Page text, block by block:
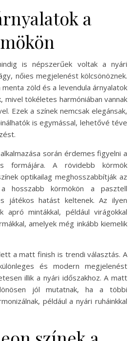
a
is népszerűek voltak a nyári
nőies megjelenést kölcsönöznek.
zöld és a levendula árnyalatok
mivel tökéletes harmóniában vannak
Ezek a színek nemcsak elegánsak,
is egymással, lehetővé téve
során érdemes figyelni a
formájára. A rövidebb körmök
optikailag meghosszabbítják az
hosszabb körmökön a pasztell
játékos hatást keltenek. Az ilyen
apró mintákkal, például virágokkal
amelyek még inkább kiemelik
a matt finish is trendi választás. A
és modern megjelenést
illik a nyári időszakhoz. A matt
jól mutatnak, ha a többi
például a nyári ruháinkkal